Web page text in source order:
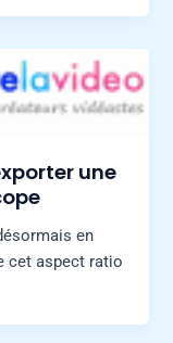
une
en
cet aspect ratio